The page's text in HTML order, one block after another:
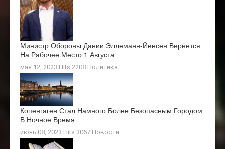
Министр Обороны Дании Эллеманн-Йенсен Вернется
На Рабочее Место 1 Августа
мая 12, 2023 Hits:2208 Политика
Копенгаген Стал Намного Более Безопасным Городом
В Ночное Время
июнь 08, 2023 Hits:3067 Новости